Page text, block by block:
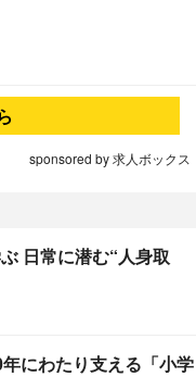
sponsored by 求人ボックス
日常に潜む“人身取
にわたり支える「小学